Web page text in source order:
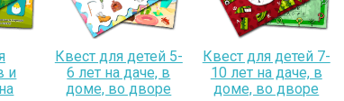
и
Квест для детей 5-
6 лет на даче, в
доме, во дворе
Квест для детей 7-
10 лет на даче, в
доме, во дворе